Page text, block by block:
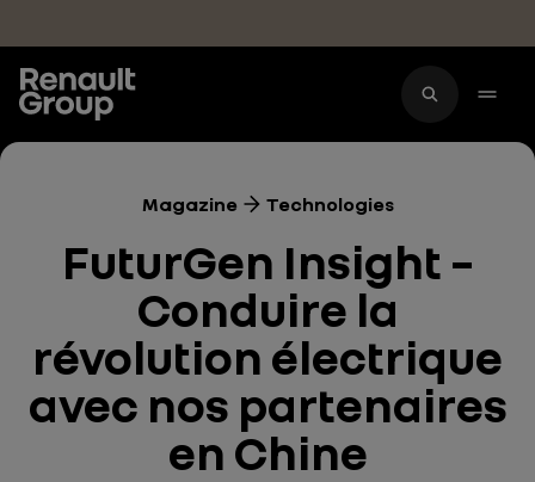
Magazine Technologies
FuturGen Insight –
Conduire la
révolution électrique
avec nos partenaires
en Chine